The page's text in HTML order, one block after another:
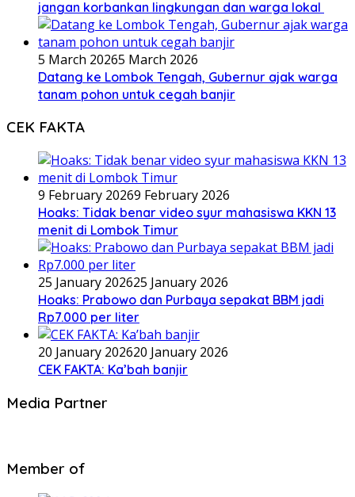
jangan korbankan lingkungan dan warga lokal
5 March 20265 March 2026
Datang ke Lombok Tengah, Gubernur ajak warga
tanam pohon untuk cegah banjir
CEK FAKTA
9 February 20269 February 2026
Hoaks: Tidak benar video syur mahasiswa KKN 13
menit di Lombok Timur
25 January 202625 January 2026
Hoaks: Prabowo dan Purbaya sepakat BBM jadi
Rp7.000 per liter
20 January 202620 January 2026
CEK FAKTA: Ka’bah banjir
Media Partner
Member of